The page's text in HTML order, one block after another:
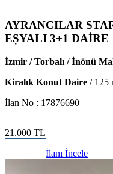
AYRANCILAR
EȘYALI 3+1 DAİRE
İzmir / Torbalı / İnönü
Kiralık Konut Daire / 125
İlan No : 17876690
21.000 TL
İlanı İncele